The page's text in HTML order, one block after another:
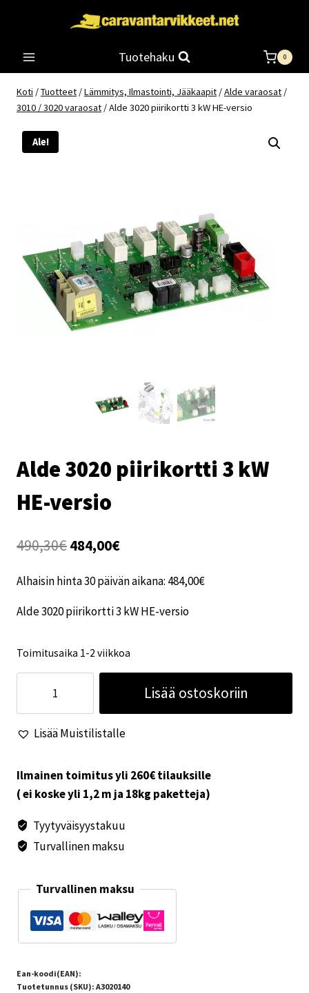
Tuotehaku 0
Koti /Tuotteet /Lämmitys, Ilmastointi, Jääkaapit /Alde varaosat /
3010 / 3020 varaosat /Alde 3020 piirikortti 3 kW HE-versio
Ale!
Alde 3020 piirikortti 3 kW
HE-versio
490,30€Alkuperäinen
oli:
490,30€.
484,00€Nykyinen
on:
484,00€.
Alhaisin hinta 30 päivän aikana: 484,00€
Alde 3020 piirikortti 3 kW HE-versio
Toimitusaika 1-2 viikkoa
piirikortti
3
HE-
versio
Lisää ostoskoriin
Lisää Muistilistalle
Ilmainen toimitus yli 260€ tilauksille
( ei koske yli 1,2 m ja 18kg paketteja)
Tyytyväisyystakuu
Turvallinen maksu
Turvallinen maksu
Ean-koodi(EAN):
Tuotetunnus (SKU): A3020140